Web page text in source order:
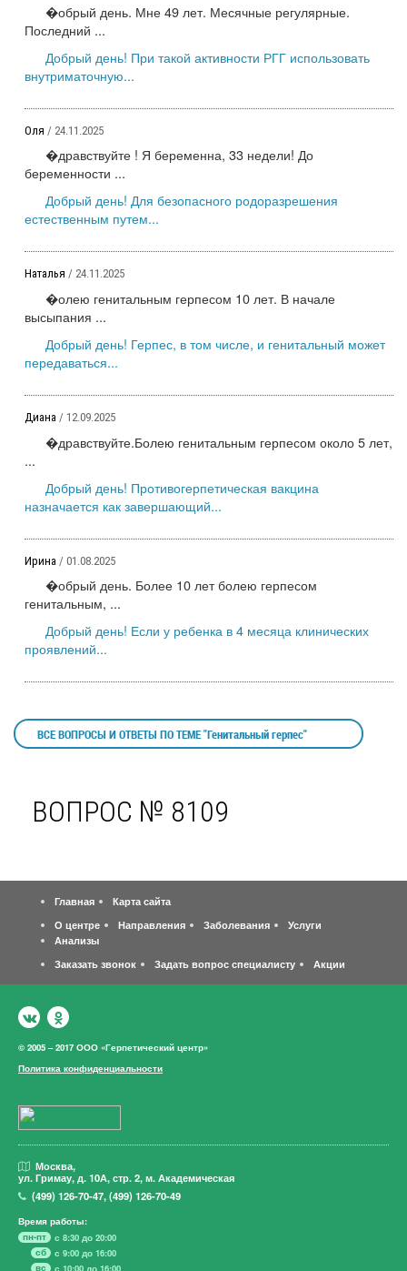
�обрый день. Мне 49 лет. Месячные регулярные.
Последний ...
Добрый день! При такой активности РГГ использовать
внутриматочную...
Оля / 24.11.2025
�дравствуйте ! Я беременна, 33 недели! До
беременности ...
Добрый день! Для безопасного родоразрешения
естественным путем...
Наталья / 24.11.2025
�олею генитальным герпесом 10 лет. В начале
высыпания ...
Добрый день! Герпес, в том числе, и генитальный может
передаваться...
Диана / 12.09.2025
�дравствуйте.Болею генитальным герпесом около 5 лет,
...
Добрый день! Противогерпетическая вакцина
назначается как завершающий...
Ирина / 01.08.2025
�обрый день. Более 10 лет болею герпесом
генитальным, ...
Добрый день! Если у ребенка в 4 месяца клинических
проявлений...
ВСЕ ВОПРОСЫ И ОТВЕТЫ ПО ТЕМЕ "Генитальный герпес"
ВОПРОС № 8109
Главная
Карта сайта
О центре
Направления Заболевания
Услуги
Анализы
Заказать звонок
Задать вопрос специалисту Акции
© 2005 – 2017 ООО «Герпетический центр»
Политика конфиденциальности
Москва,
ул. Гримау,д. 10А, стр. 2, м. Академическая
(499)126-70-47,(499)126-70-49
Время работы:
пн-пт
с 8:30 до 20:00
сб
с 9:00 до 16:00
вс
с 10:00 до 16:00